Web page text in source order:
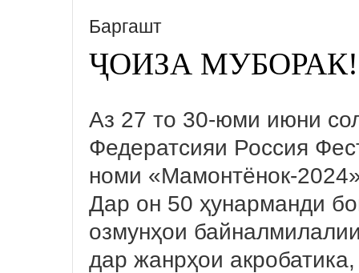
Баргашт
ҶОИЗА МУБОРАК!
Аз 27 то 30-юми июни
Федератсияи Россия
номи «Мамонтёнок-
Дар он 50 ҳунарманди
озмунҳои
дар жанрҳои